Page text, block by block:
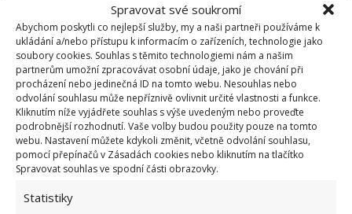
Spravovat své soukromí
Abychom poskytli co nejlepší služby, my a naši partneři používáme k
ukládání a/nebo přístupu k informacím o zařízeních, technologie jako
soubory cookies. Souhlas s těmito technologiemi nám a našim
partnerům umožní zpracovávat osobní údaje, jako je chování při
procházení nebo jedinečná ID na tomto webu. Nesouhlas nebo
odvolání souhlasu může nepříznivě ovlivnit určité vlastnosti a funkce.
Kliknutím níže vyjádřete souhlas s výše uvedeným nebo proveďte
podrobnější rozhodnutí. Vaše volby budou použity pouze na tomto
webu. Nastavení můžete kdykoli změnit, včetně odvolání souhlasu,
pomocí přepínačů v Zásadách cookies nebo kliknutím na tlačítko
Spravovat souhlas ve spodní části obrazovky.
Statistiky
Složení klobás a párkůsi přečtěte na etiketách.
Zdraví škodlivé mohou být fosfáty i stabilizátory, jak
jsme na BydlímeÚtulně nedávno napsali.